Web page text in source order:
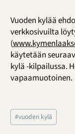
Vuoden kylää
verkkosivuilta
(
käytetään
kylä -kilpailussa.
vapaamuotoinen.
Avainsanat:
#vuoden kylä